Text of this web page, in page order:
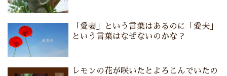
「愛妻」という言葉はあるのに「愛夫」
という言葉はなぜないのかな？
レモンの花が咲いたとよろこんでいたの